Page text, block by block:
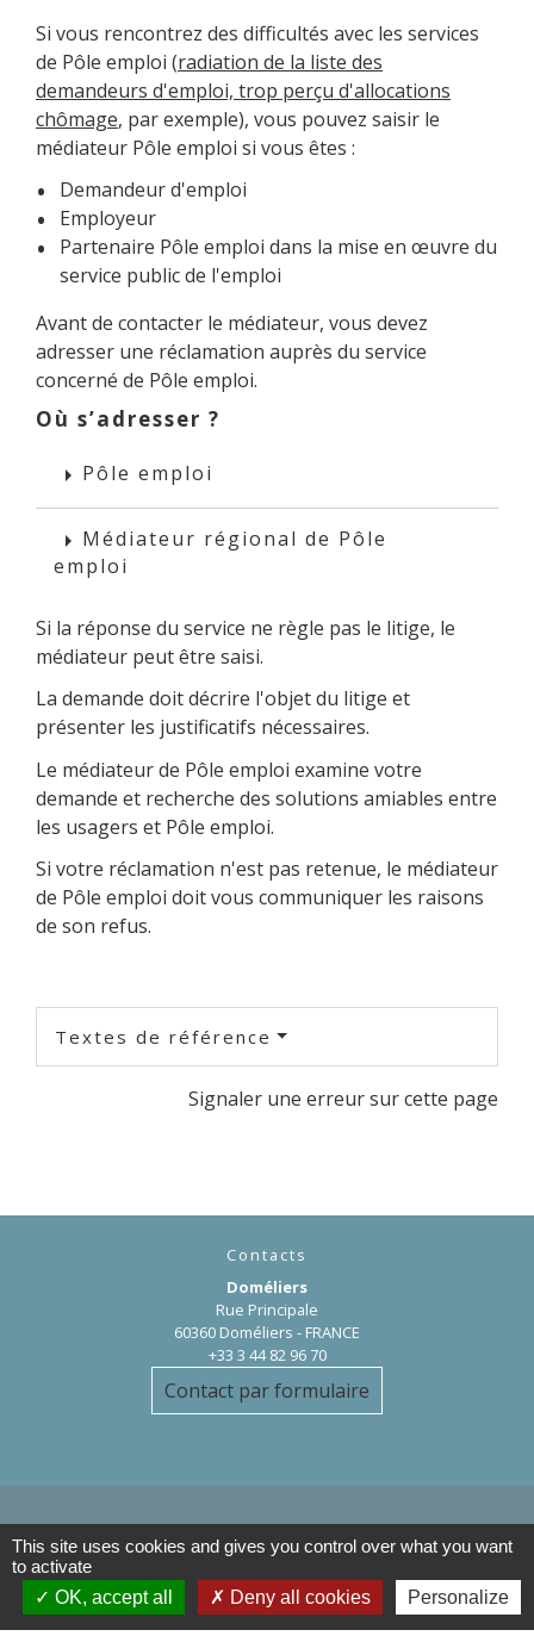
Si vous rencontrez des difficultés avec les services
de Pôle emploi (radiation de la liste des
demandeurs d'emploi, trop perçu d'allocations
chômage, par exemple), vous pouvez saisir le
médiateur Pôle emploi si vous êtes :
Demandeur d'emploi
Employeur
Partenaire Pôle emploi dans la mise en œuvre du
service public de l'emploi
Avant de contacter le médiateur, vous devez
adresser une réclamation auprès du service
concerné de Pôle emploi.
Où s’adresser ?
arrow_right Pôle emploi
arrow_right Médiateur régional de Pôle
emploi
Si la réponse du service ne règle pas le litige, le
médiateur peut être saisi.
La demande doit décrire l'objet du litige et
présenter les justificatifs nécessaires.
Le médiateur de Pôle emploi examine votre
demande et recherche des solutions amiables entre
les usagers et Pôle emploi.
Si votre réclamation n'est pas retenue, le médiateur
de Pôle emploi doit vous communiquer les raisons
de son refus.
Textes de référence
Signaler une erreur sur cette page
Contacts
Doméliers
Rue Principale
60360 Doméliers - FRANCE
+33 3 44 82 96 70
Contact par formulaire
Liens
This site uses cookies and gives you control over what you want
to activate
OK, accept all
Deny all cookies Personalize